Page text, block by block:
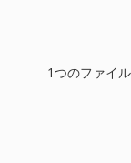
1つのファイ